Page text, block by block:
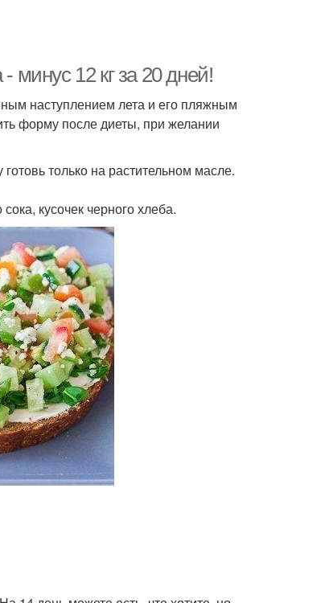
минус 12 кг за 20 дней!
наступлением лета и его пляжным
форму после диеты, при желании
только на растительном масле.
кусочек черного хлеба.